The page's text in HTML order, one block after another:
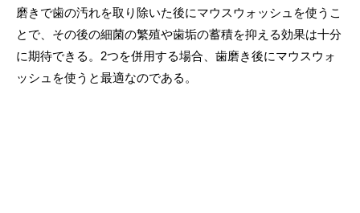
磨きで歯の汚れを取り除いた後にマウスウォッシュを使うこ
とで、その後の細菌の繁殖や歯垢の蓄積を抑える効果は十分
に期待できる。2つを併用する場合、歯磨き後にマウスウォ
ッシュを使うと最適なのである。